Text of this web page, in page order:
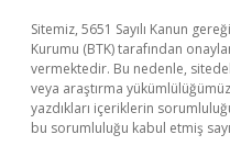
Sitemiz, 5651 Sayılı Kanun
Kurumu (BTK) tarafından
vermektedir. Bu nedenle,
veya araştırma
yazdıkları içeriklerin
bu sorumluluğu kabul etmiş